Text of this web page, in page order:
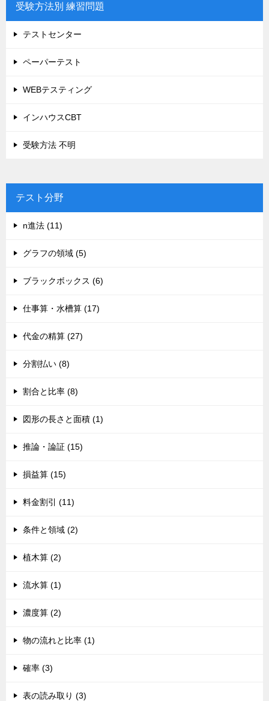
受験方法別 練習問題
テストセンター
ペーパーテスト
WEBテスティング
インハウスCBT
受験方法 不明
テスト分野
n進法 (11)
グラフの領域 (5)
ブラックボックス (6)
仕事算・水槽算 (17)
代金の精算 (27)
分割払い (8)
割合と比率 (8)
図形の長さと面積 (1)
推論・論証 (15)
損益算 (15)
料金割引 (11)
条件と領域 (2)
植木算 (2)
流水算 (1)
濃度算 (2)
物の流れと比率 (1)
確率 (3)
表の読み取り (3)